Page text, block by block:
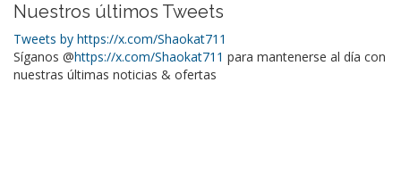
Nuestros últimos Tweets
Tweets by https://x.com/Shaokat711
Síganos @https://x.com/Shaokat711 para mantenerse al día con
nuestras últimas noticias & ofertas